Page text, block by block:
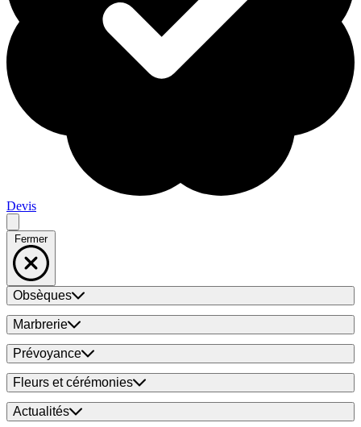
Devis
Fermer
Obsèques
Marbrerie
Prévoyance
Fleurs et cérémonies
Actualités